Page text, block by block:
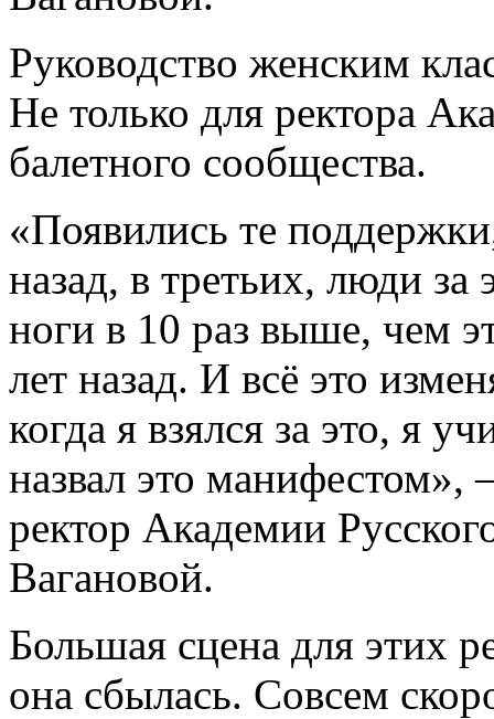
Руководство женским
Не только для ректора
балетного сообщества.
«Появились те
назад, в третьих, люди за
ноги в 10 раз выше, чем
лет назад. И всё это
когда я взялся за это, я
назвал это манифестом»,
ректор Академии
Вагановой.
Большая сцена для этих
она сбылась. Совсем